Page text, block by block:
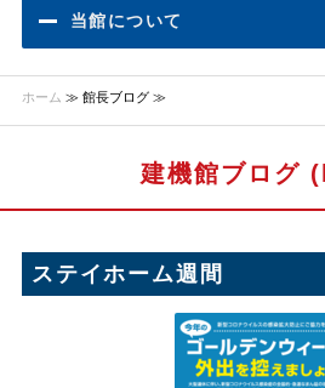
当館について
ホーム ≫ 館長ブログ ≫
建機館ブログ (
ステイホーム週間